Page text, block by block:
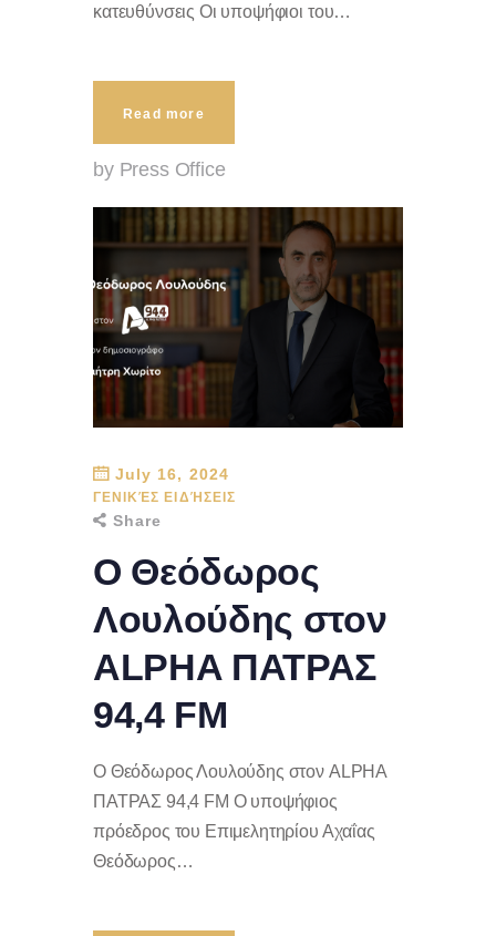
κατευθύνσεις Οι υποψήφιοι του…
Read more
by Press Office
July 16, 2024
ΓΕΝΙΚΈΣ ΕΙΔΉΣΕΙΣ
Share
Ο Θεόδωρος
Λουλούδης στον
ALPHA ΠΑΤΡΑΣ
94,4 FM
Ο Θεόδωρος Λουλούδης στον ALPHA
ΠΑΤΡΑΣ 94,4 FM Ο υποψήφιος
πρόεδρος του Επιμελητηρίου Αχαΐας
Θεόδωρος…